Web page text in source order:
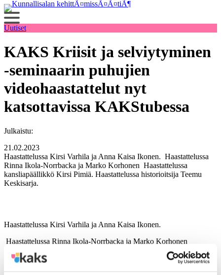
Siirry
sisältöön
Uutiset
KAKS Kriisit ja selviytyminen
-seminaarin puhujien
videohaastattelut nyt
katsottavissa KAKStubessa
Julkaistu:
21.02.2023
Haastattelussa Kirsi Varhila ja Anna Kaisa Ikonen. Haastattelussa
Rinna Ikola-Norrbacka ja Marko Korhonen Haastattelussa
kansliapäällikkö Kirsi Pimiä. Haastattelussa historioitsija Teemu
Keskisarja.
Haastattelussa Kirsi Varhila ja Anna Kaisa Ikonen.
Haastattelussa Rinna Ikola-Norrbacka ja Marko Korhonen
Haastattelussa kansliapäällikkö Kirsi Pimiä.